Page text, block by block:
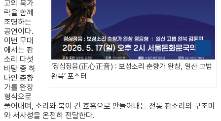
‘정심정음(正心正音) : 보성소리 춘향가 완창, 일산 고법
완북’ 포스터
고의 북가
락을 함께
조명하는
공연이다.
이번 무대
에서는 판
소리 다섯
바탕 중 하
나인 춘향
가를 완창
형식으로
풀어내며, 소리와 북이 긴 호흡으로 만들어내는 전통 판소리의 구조미
와 서사성을 온전히 전달한다.